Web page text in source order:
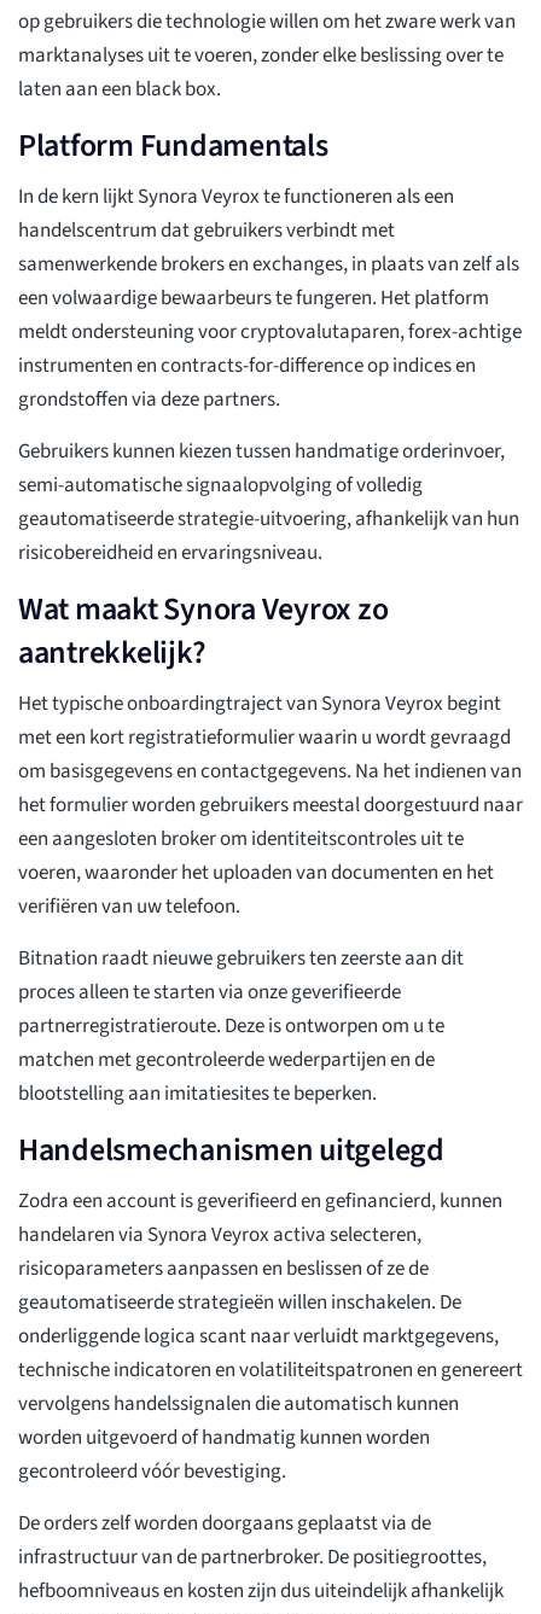
op gebruikers die technologie willen om het zware werk van
marktanalyses uit te voeren, zonder elke beslissing over te
laten aan een black box.
Platform Fundamentals
In de kern lijkt Synora Veyrox te functioneren als een
handelscentrum dat gebruikers verbindt met
samenwerkende brokers en exchanges, in plaats van zelf als
een volwaardige bewaarbeurs te fungeren. Het platform
meldt ondersteuning voor cryptovalutaparen, forex-achtige
instrumenten en contracts-for-difference op indices en
grondstoffen via deze partners.
Gebruikers kunnen kiezen tussen handmatige orderinvoer,
semi-automatische signaalopvolging of volledig
geautomatiseerde strategie-uitvoering, afhankelijk van hun
risicobereidheid en ervaringsniveau.
Wat maakt Synora Veyrox zo
aantrekkelijk?
Het typische onboardingtraject van Synora Veyrox begint
met een kort registratieformulier waarin u wordt gevraagd
om basisgegevens en contactgegevens. Na het indienen van
het formulier worden gebruikers meestal doorgestuurd naar
een aangesloten broker om identiteitscontroles uit te
voeren, waaronder het uploaden van documenten en het
verifiëren van uw telefoon.
Bitnation raadt nieuwe gebruikers ten zeerste aan dit
proces alleen te starten via onze geverifieerde
partnerregistratieroute. Deze is ontworpen om u te
matchen met gecontroleerde wederpartijen en de
blootstelling aan imitatiesites te beperken.
Handelsmechanismen uitgelegd
Zodra een account is geverifieerd en gefinancierd, kunnen
handelaren via Synora Veyrox activa selecteren,
risicoparameters aanpassen en beslissen of ze de
geautomatiseerde strategieën willen inschakelen. De
onderliggende logica scant naar verluidt marktgegevens,
technische indicatoren en volatiliteitspatronen en genereert
vervolgens handelssignalen die automatisch kunnen
worden uitgevoerd of handmatig kunnen worden
gecontroleerd vóór bevestiging.
De orders zelf worden doorgaans geplaatst via de
infrastructuur van de partnerbroker. De positiegroottes,
hefboomniveaus en kosten zijn dus uiteindelijk afhankelijk